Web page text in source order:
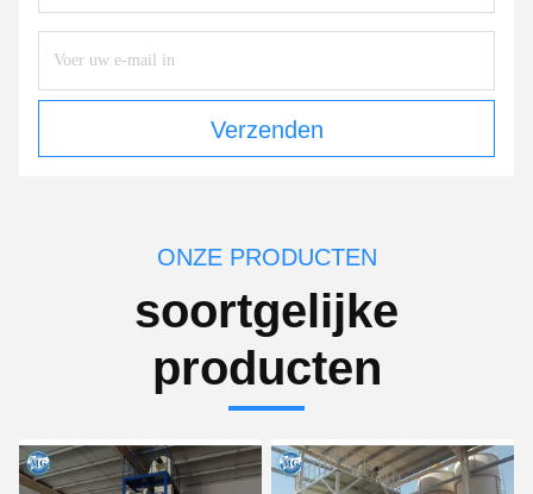
Verzenden
ONZE PRODUCTEN
soortgelijke
producten